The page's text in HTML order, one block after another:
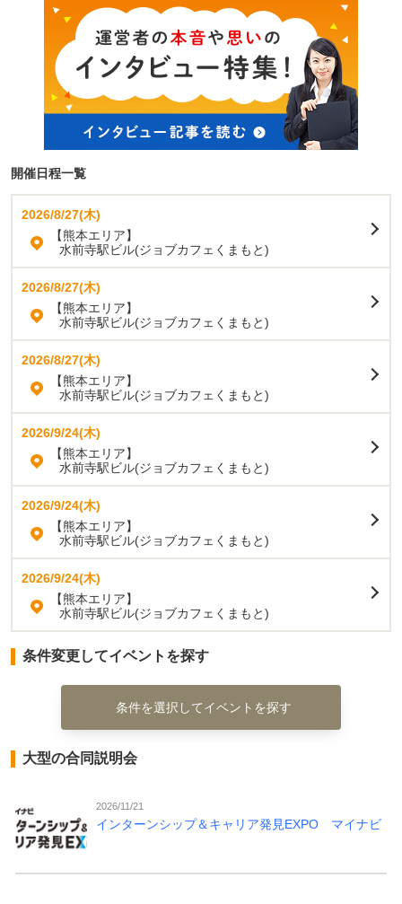
開催日程一覧
2026/8/27(木)
【熊本エリア】
水前寺駅ビル(ジョブカフェくまもと)
2026/8/27(木)
【熊本エリア】
水前寺駅ビル(ジョブカフェくまもと)
2026/8/27(木)
【熊本エリア】
水前寺駅ビル(ジョブカフェくまもと)
2026/9/24(木)
【熊本エリア】
水前寺駅ビル(ジョブカフェくまもと)
2026/9/24(木)
【熊本エリア】
水前寺駅ビル(ジョブカフェくまもと)
2026/9/24(木)
【熊本エリア】
水前寺駅ビル(ジョブカフェくまもと)
条件変更してイベントを探す
条件を選択してイベントを探す
大型の合同説明会
2026/11/21
インターンシップ＆キャリア発見EXPO マイナビ